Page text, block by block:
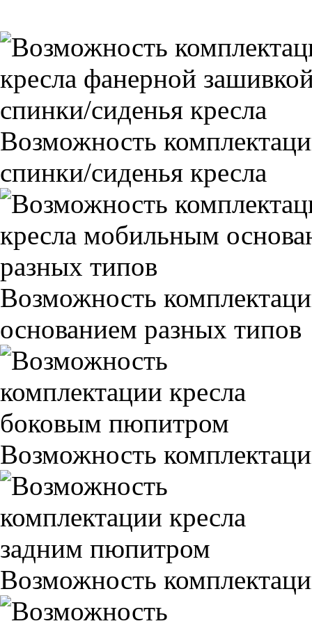
Возможность
спинки/сиденья кресла
Возможность
основанием разных типов
Возможность
Возможность